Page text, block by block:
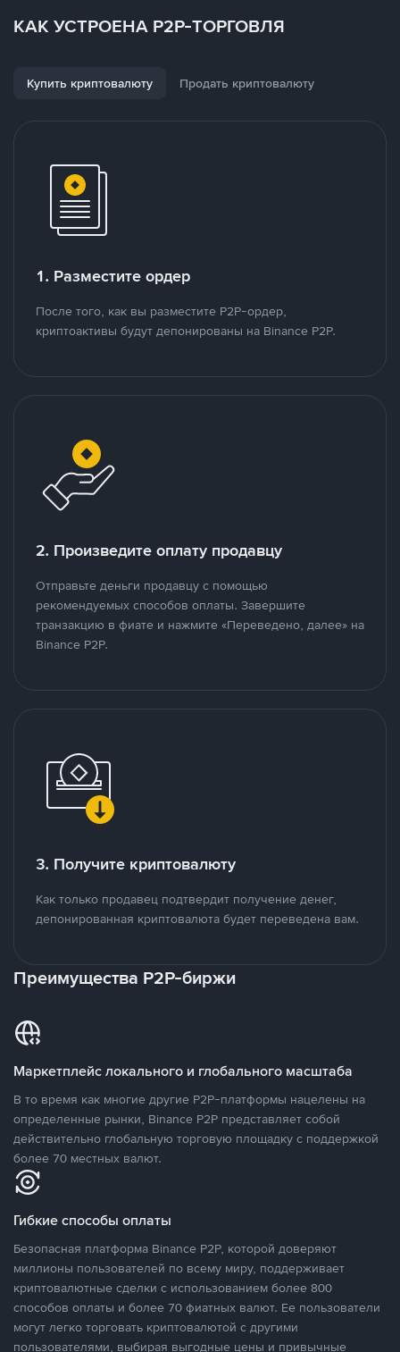
КАК УСТРОЕНА P2P-ТОРГОВЛЯ
Купить криптовалюту Продать криптовалюту
1. Разместите ордер
После того, как вы разместите P2P-ордер,
криптоактивы будут депонированы на Binance P2P.
2. Произведите оплату продавцу
Отправьте деньги продавцу с помощью
рекомендуемых способов оплаты. Завершите
транзакцию в фиате и нажмите «Переведено, далее» на
Binance P2P.
3. Получите криптовалюту
Как только продавец подтвердит получение денег,
депонированная криптовалюта будет переведена вам.
Преимущества P2P-биржи
Маркетплейс локального и глобального масштаба
В то время как многие другие P2P-платформы нацелены на
определенные рынки, Binance P2P представляет собой
действительно глобальную торговую площадку с поддержкой
более 70 местных валют.
Гибкие способы оплаты
Безопасная платформа Binance P2P, которой доверяют
миллионы пользователей по всему миру, поддерживает
криптовалютные сделки с использованием более 800
способов оплаты и более 70 фиатных валют. Ее пользователи
могут легко торговать криптовалютой с другими
пользователями, выбирая выгодные цены и привычные